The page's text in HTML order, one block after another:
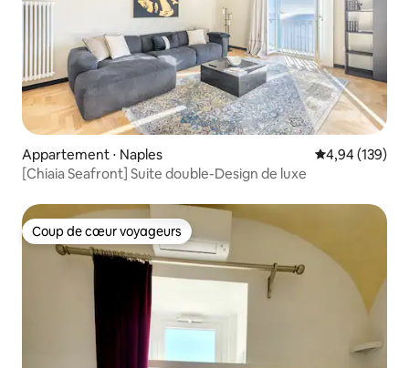
Appartement ⋅ Naples Évaluation
4,94 (139)
[Chiaia Seafront] Suite double-Design de luxe
Coup de cœur voyageurs
Coup de cœur voyageurs